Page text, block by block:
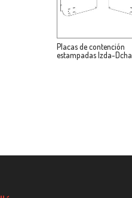
Placas de contención
estampadas Izda-Dcha